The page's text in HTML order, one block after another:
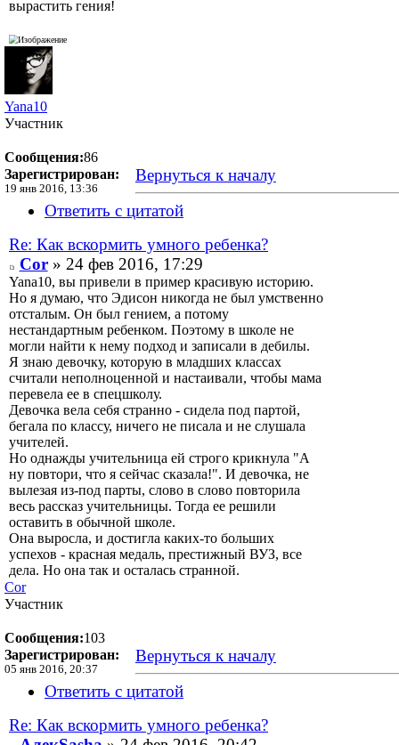
вырастить гения!
Yana10
Участник
Сообщения:86
Зарегистрирован:
19 янв 2016, 13:36
Вернуться к началу
Ответить с цитатой
Re: Как вскормить умного ребенка?
Cor» 24 фев 2016, 17:29
Yana10, вы привели в пример красивую историю.
Но я думаю, что Эдисон никогда не был умственно
отсталым. Он был гением, а потому
нестандартным ребенком. Поэтому в школе не
могли найти к нему подход и записали в дебилы.
Я знаю девочку, которую в младших классах
считали неполноценной и настаивали, чтобы мама
перевела ее в спецшколу.
Девочка вела себя странно - сидела под партой,
бегала по классу, ничего не писала и не слушала
учителей.
Но однажды учительница ей строго крикнула "А
ну повтори, что я сейчас сказала!". И девочка, не
вылезая из-под парты, слово в слово повторила
весь рассказ учительницы. Тогда ее решили
оставить в обычной школе.
Она выросла, и достигла каких-то больших
успехов - красная медаль, престижный ВУЗ, все
дела. Но она так и осталась странной.
Cor
Участник
Сообщения:103
Зарегистрирован:
05 янв 2016, 20:37
Вернуться к началу
Ответить с цитатой
Re: Как вскормить умного ребенка?